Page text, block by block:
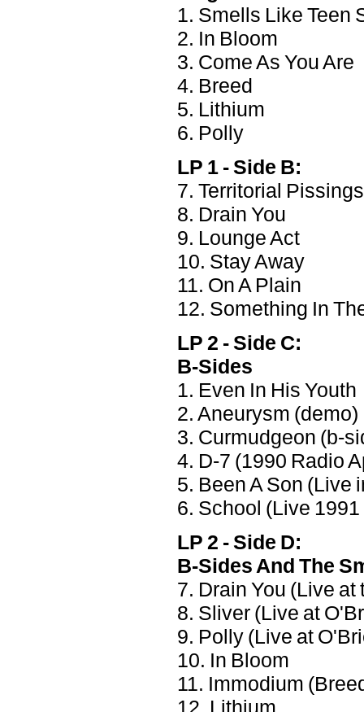
1. Smells Like Teen
2. In Bloom
3. Come As You Are
4. Breed
5. Lithium
6. Polly
LP 1 - Side B:
7. Territorial Pissings
8. Drain You
9. Lounge Act
10. Stay Away
11. On A Plain
12. Something In
LP 2 - Side C:
B-Sides
1. Even In His Youth
2. Aneurysm (demo)
3. Curmudgeon (b-
4. D-7 (1990 Radio
5. Been A Son (Live
6. School (Live
LP 2 - Side D:
B-Sides And The
7. Drain You (Live
8. Sliver (Live at
9. Polly (Live at
10. In Bloom
11. Immodium
12. Lithium